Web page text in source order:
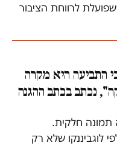
לרווחת הציבור
התביעה היא מקרה
נכתב בכתב ההגנה
חלקית.
לוגביננקו שלא רק